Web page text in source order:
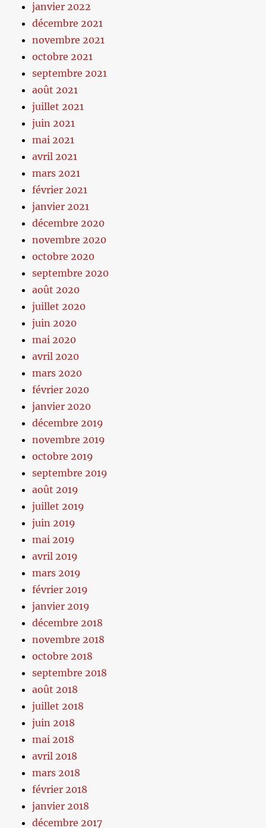
janvier 2022
décembre 2021
novembre 2021
octobre 2021
septembre 2021
août 2021
juillet 2021
juin 2021
mai 2021
avril 2021
mars 2021
février 2021
janvier 2021
décembre 2020
novembre 2020
octobre 2020
septembre 2020
août 2020
juillet 2020
juin 2020
mai 2020
avril 2020
mars 2020
février 2020
janvier 2020
décembre 2019
novembre 2019
octobre 2019
septembre 2019
août 2019
juillet 2019
juin 2019
mai 2019
avril 2019
mars 2019
février 2019
janvier 2019
décembre 2018
novembre 2018
octobre 2018
septembre 2018
août 2018
juillet 2018
juin 2018
mai 2018
avril 2018
mars 2018
février 2018
janvier 2018
décembre 2017